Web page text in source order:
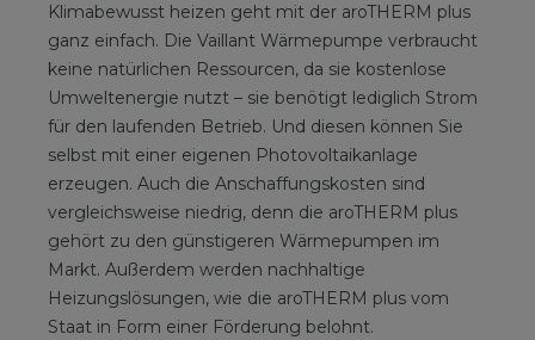
Klimabewusst heizen geht mit der aroTHERM plus
ganz einfach. Die Vaillant Wärmepumpe verbraucht
keine natürlichen Ressourcen, da sie kostenlose
Umweltenergie nutzt – sie benötigt lediglich Strom
für den laufenden Betrieb. Und diesen können Sie
selbst mit einer eigenen Photovoltaikanlage
erzeugen. Auch die Anschaffungskosten sind
vergleichsweise niedrig, denn die aroTHERM plus
gehört zu den günstigeren Wärmepumpen im
Markt. Außerdem werden nachhaltige
Heizungslösungen, wie die aroTHERM plus vom
Staat in Form einer Förderung belohnt.